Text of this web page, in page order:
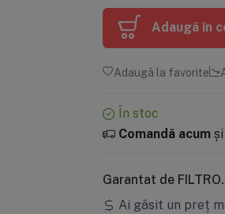
Adaugă în
Adaugă la favorite
În stoc
Comandă acumși
Garantat de
Ai găsit un preț